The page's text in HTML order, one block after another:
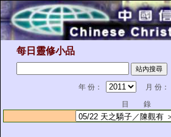
每日靈修小品
年 份：
月 份：
目 錄